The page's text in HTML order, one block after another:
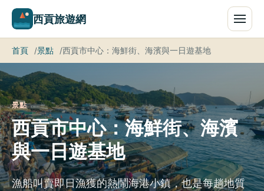
西貢旅遊網
首頁 景點 西貢市中心：海鮮街、海濱與一日遊基地
景點
西貢市中心：海鮮街、海濱
與一日遊基地
漁船叫賣即日漁獲的熱鬧海港小鎮，也是每趟地質